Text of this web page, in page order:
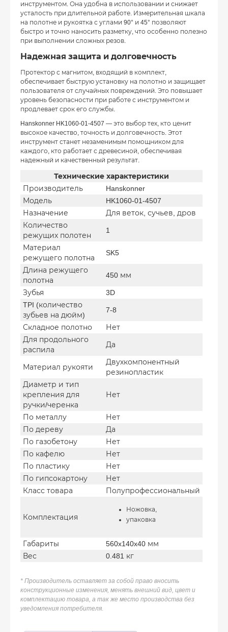
инструментом. Она удобна в использовании и снижает
усталость при длительной работе. Измерительная шкала
на полотне и рукоятка с углами 90° и 45° позволяют
быстро и точно наносить разметку, что особенно полезно
при выполнении сложных резов.
Надежная защита и долговечность
Протектор с магнитом, входящий в комплект,
обеспечивает быструю установку на полотно и защищает
пользователя от случайных повреждений. Это повышает
уровень безопасности при работе с инструментом и
продлевает срок его службы.
Hanskonner HK1060-01-4507 — это выбор тех, кто ценит
высокое качество, точность и долговечность. Этот
инструмент станет незаменимым помощником для
каждого, кто работает с древесиной, обеспечивая
надежный и качественный результат.
Технические характеристики
Производитель
Hanskonner
Модель
HK1060-01-4507
Назначение
Для веток, сучьев, дров
Количество
режущих полотен
1
Материал
режущего полотна
SK5
Длина режущего
полотна
450 мм
Зубья
3D
TPI (количество
зубьев на дюйм)
7-8
Складное полотно
Нет
Для продольного
распила
Да
Материал рукояти
Двухкомпонентный
резинопластик
Диаметр и тип
крепления для
ручки/черенка
Нет
По металлу
Нет
По дереву
Да
По газобетону
Нет
По кафелю
Нет
По пластику
Нет
По гипсокартону
Нет
Класс товара
Полупрофессиональный
Комплектация
Ножовка,
упаковка
Габариты
560x140x40 мм
Вес
0.481 кг
* Производитель оставляет за собой право вносить
конструкционные изменения, менять внешний вид, цвет и
комплектацию товара, а так же место производства без
уведомления потребителя.